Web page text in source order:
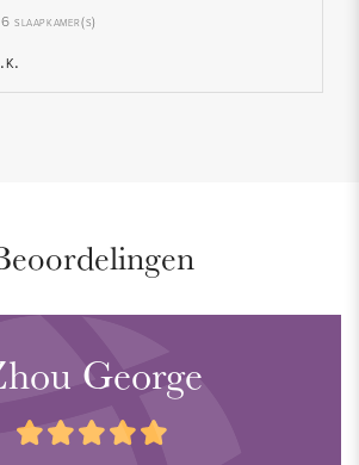
met ligbad (2022)
van alle apparatuur
vlakbij internationale scholen en het
bedragen € 271,94 per maand
en opstalverzekering
van toepassing
6 slaapkamer(s)
George